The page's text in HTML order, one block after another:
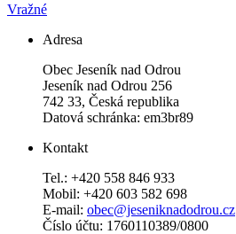
Vražné
Adresa
Obec Jeseník nad Odrou
Jeseník nad Odrou 256
742 33, Česká republika
Datová schránka: em3br89
Kontakt
Tel.: +420 558 846 933
Mobil: +420 603 582 698
E-mail: obec@jeseniknadodrou.cz
Číslo účtu: 1760110389/0800